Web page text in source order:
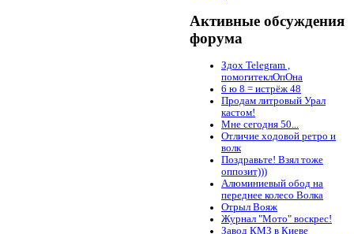
Активные обсуждения
форума
Здох Telegram ,
помогитеклОпОна
6 ю 8 = истрёж 48
Продам литровый Урал
кастом!
Мне сегодня 50...
Отличие ходовой ретро и
волк
Поздравьте! Взял тоже
оппозит)))
Алюминиевый обод на
переднее колесо Волка
Отрыл Вояж
Журнал "Мото" воскрес!
Завод КМЗ в Киеве